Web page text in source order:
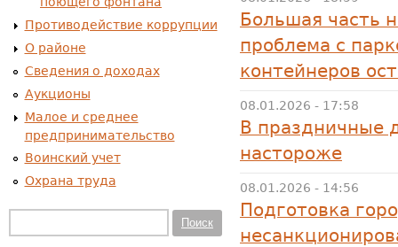
Большая часть
проблема с
контейнеров
08.01.2026 - 17:58
В праздничные
настороже
08.01.2026 - 14:56
Подготовка
Противодействие коррупции
О районе
Сведения о доходах
Аукционы
Малое и среднее
предпринимательство
Воинский учет
Охрана труда
Поиск